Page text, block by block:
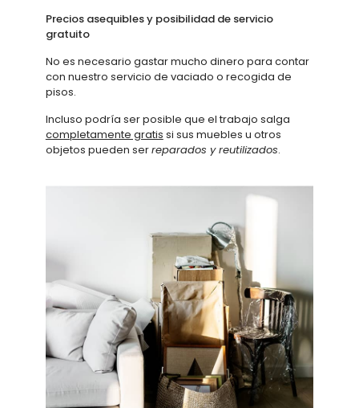
Precios asequibles y posibilidad de servicio
gratuito
No es necesario gastar mucho dinero para contar
con nuestro servicio de vaciado o recogida de
pisos.
Incluso podría ser posible que el trabajo salga
completamente gratis si sus muebles u otros
objetos pueden serreparados y reutilizados.